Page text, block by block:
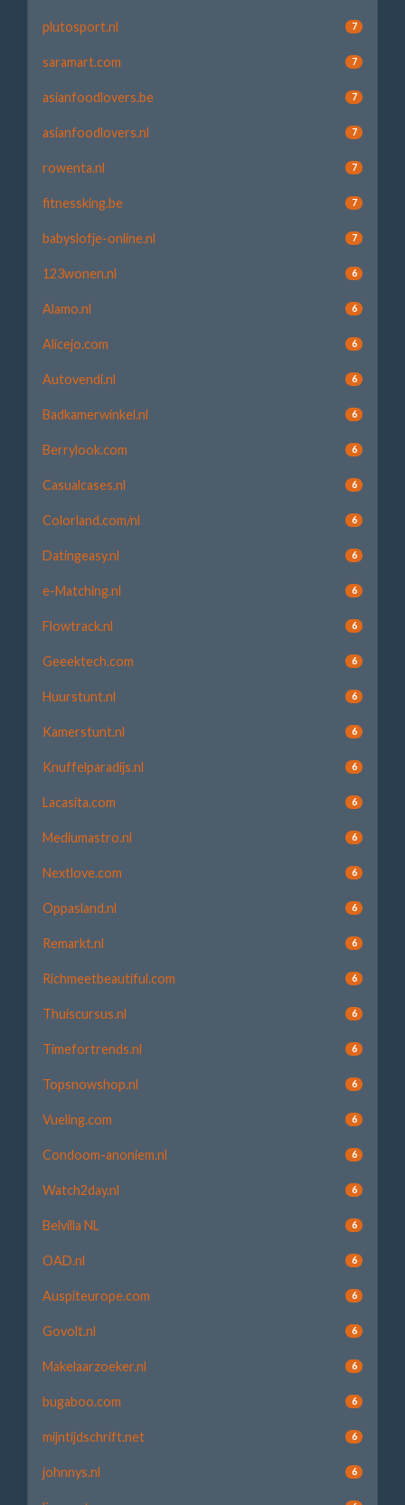
plutosport.nl 7
saramart.com 7
asianfoodlovers.be 7
asianfoodlovers.nl 7
rowenta.nl 7
fitnessking.be 7
babyslofje-online.nl 7
123wonen.nl 6
Alamo.nl 6
Alicejo.com 6
Autovendi.nl 6
Badkamerwinkel.nl 6
Berrylook.com 6
Casualcases.nl 6
Colorland.com/nl 6
Datingeasy.nl 6
e-Matching.nl 6
Flowtrack.nl 6
Geeektech.com 6
Huurstunt.nl 6
Kamerstunt.nl 6
Knuffelparadijs.nl 6
Lacasita.com 6
Mediumastro.nl 6
Nextlove.com 6
Oppasland.nl 6
Remarkt.nl 6
Richmeetbeautiful.com 6
Thuiscursus.nl 6
Timefortrends.nl 6
Topsnowshop.nl 6
Vueling.com 6
Condoom-anoniem.nl 6
Watch2day.nl 6
Belvilla NL 6
OAD.nl 6
Auspiteurope.com 6
Govolt.nl 6
Makelaarzoeker.nl 6
bugaboo.com 6
mijntijdschrift.net 6
johnnys.nl 6